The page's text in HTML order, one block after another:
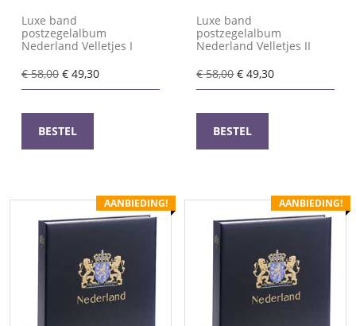
Luxe band
postzegelalbum
Nederland Velletjes I
€58,00 Oorspronkelijke
prijs
€ 58,00.
€ 49,30Huidige
prijs
BESTEL
Luxe band
postzegelalbum
Nederland Velletjes II
€58,00Oorspronkelijke
prijs
€ 58,00.
€ 49,30Huidige
prijs
BESTEL
AANBIEDING! AANBIEDING!